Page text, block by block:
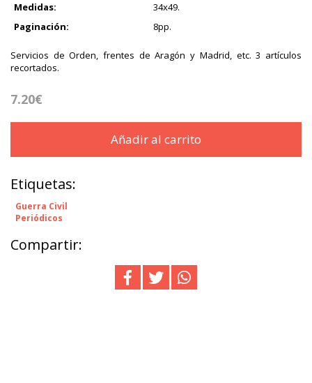
Medidas:
34x49.
Paginación:
8pp.
Servicios de Orden, frentes de Aragón y Madrid, etc. 3 artículos
recortados.
7.20€
Añadir al carrito
Etiquetas:
Guerra Civil
Periódicos
Compartir: